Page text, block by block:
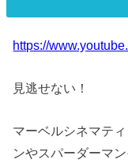
https://
見逃せない！
マーベルシネマテ
ンやスパーダーマ